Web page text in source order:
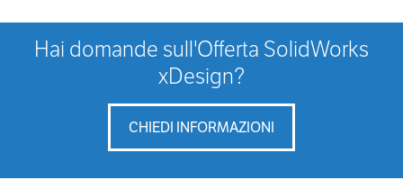
Hai domande sull'Offerta SolidWorks
xDesign?
CHIEDI INFORMAZIONI